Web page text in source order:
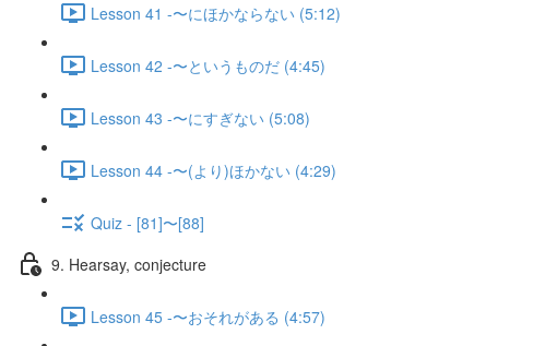
Lesson 41 -〜にほかならない (5:12)
Lesson 42 -〜というものだ (4:45)
Lesson 43 -〜にすぎない (5:08)
Lesson 44 -〜(より)ほかない (4:29)
Quiz - [81]〜[88]
9. Hearsay, conjecture
Lesson 45 -〜おそれがある (4:57)